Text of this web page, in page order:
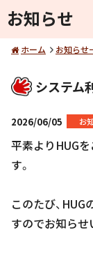
お知らせ
ホーム お知らせ
システム
2026/06/05 お
平素よりHUG
す。
このたび、HUG
すのでお知らせ